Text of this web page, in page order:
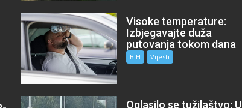
Visoke temperature:
Izbjegavajte duža
putovanja tokom dana
BiH Vijesti
Oglasilo se tužilaštvo: U